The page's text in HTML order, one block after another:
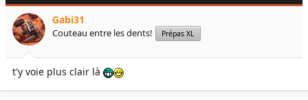
Gabi31
Couteau entre les dents! Prépas XL
t'y voie plus clair là